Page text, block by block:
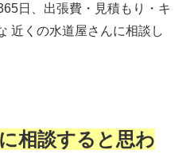
日、出張費・見積もり・キ
近くの水道屋さんに相談し
相談すると思わ